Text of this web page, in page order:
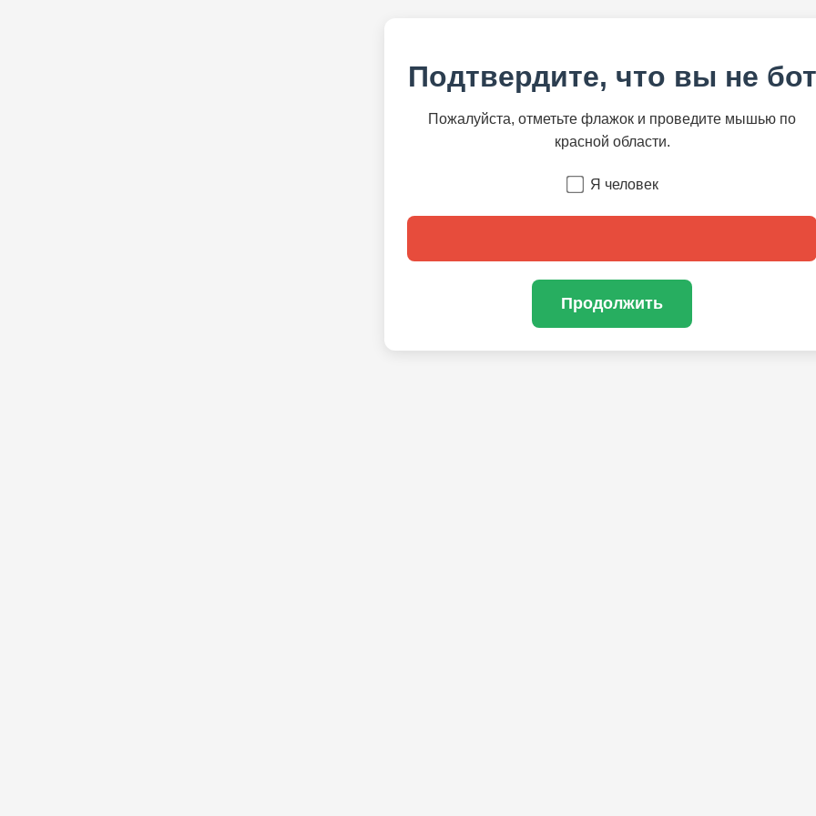
Подтвердите, что вы не бот
Пожалуйста, отметьте флажок и проведите мышью по
красной области.
Я человек
Продолжить